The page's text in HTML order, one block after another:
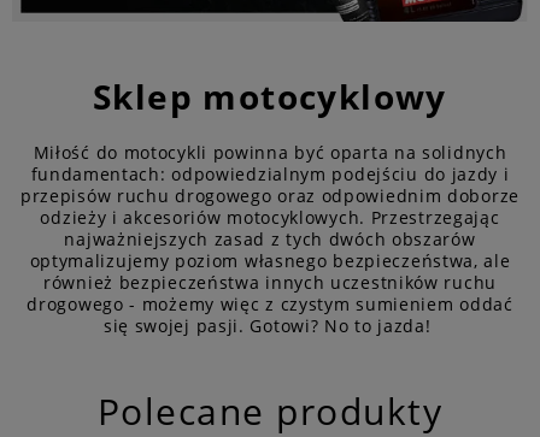
Sklep motocyklowy
Miłość do motocykli powinna być oparta na solidnych
fundamentach: odpowiedzialnym podejściu do jazdy i
przepisów ruchu drogowego oraz odpowiednim doborze
odzieży i akcesoriów motocyklowych. Przestrzegając
najważniejszych zasad z tych dwóch obszarów
optymalizujemy poziom własnego bezpieczeństwa, ale
również bezpieczeństwa innych uczestników ruchu
drogowego - możemy więc z czystym sumieniem oddać
się swojej pasji. Gotowi? No to jazda!
Polecane produkty